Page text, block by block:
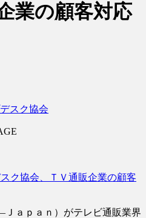
業の顧客対応
スク協会
ク協会、ＴＶ通販企業の顧客
ａｐａｎ）がテレビ通販業界